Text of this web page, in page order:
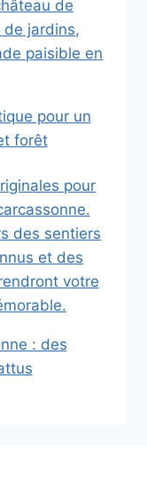
pour un
forêt
: des